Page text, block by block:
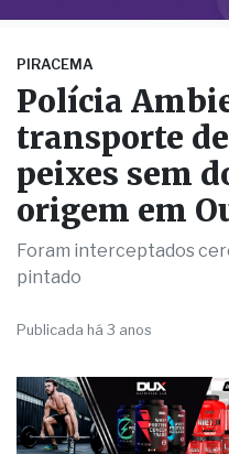
PIRACEMA
Polícia
transporte
peixes sem
origem em
Foram interceptados
pintado
Publicada há 3 anos